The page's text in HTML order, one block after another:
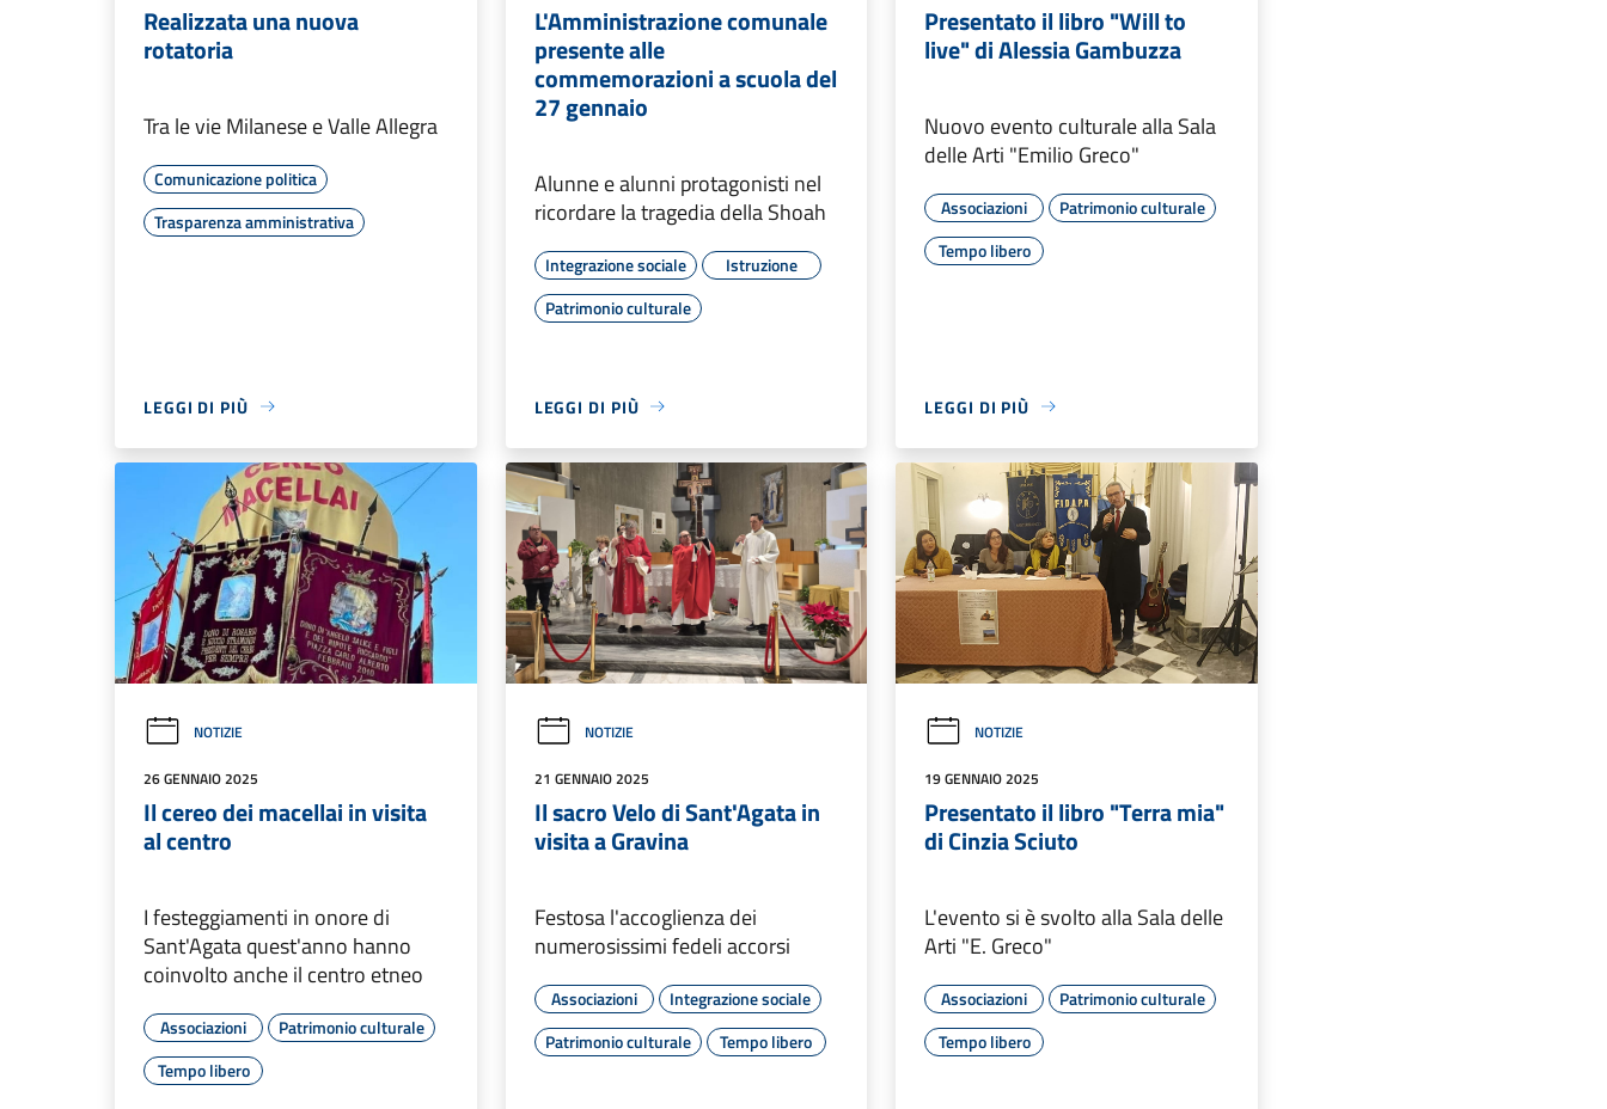
Realizzata una nuova
rotatoria
Tra le vie Milanese e Valle Allegra
Comunicazione politica
Trasparenza amministrativa
LEGGI DI PIÙ
L'Amministrazione comunale
presente alle
commemorazioni a scuola del
27 gennaio
Alunne e alunni protagonisti nel
ricordare la tragedia della Shoah
Integrazione sociale
Istruzione
Patrimonio culturale
LEGGI DI PIÙ
Presentato il libro "Will to
live" di Alessia Gambuzza
Nuovo evento culturale alla Sala
delle Arti "Emilio Greco"
Associazioni
Patrimonio culturale
Tempo libero
LEGGI DI PIÙ
NOTIZIE
26 GENNAIO 2025
Il cereo dei macellai in visita
al centro
I festeggiamenti in onore di
Sant'Agata quest'anno hanno
coinvolto anche il centro etneo
Associazioni
Patrimonio culturale
Tempo libero
NOTIZIE
21 GENNAIO 2025
Il sacro Velo di Sant'Agata in
visita a Gravina
Festosa l'accoglienza dei
numerosissimi fedeli accorsi
Associazioni
Integrazione sociale
Patrimonio culturale
Tempo libero
NOTIZIE
19 GENNAIO 2025
Presentato il libro "Terra mia"
di Cinzia Sciuto
L'evento si è svolto alla Sala delle
Arti "E. Greco"
Associazioni
Patrimonio culturale
Tempo libero